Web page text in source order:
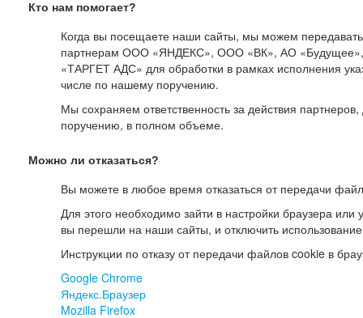
Кто нам помогает?
Когда вы посещаете наши сайты, мы можем
партнерам ООО «ЯНДЕКС», ООО «ВК», АО
«ТАРГЕТ АДС» для обработки в рамках исполнения
числе по нашему поручению.
Мы сохраняем ответственность за действия
поручению, в полном объеме.
Можно ли отказаться?
Вы можете в любое время отказаться от передачи
Для этого необходимо зайти в настройки браузера или
вы перешли на наши сайты, и отключить
Инструкции по отказу от передачи файлов cookie в
Google Chrome
Яндекс.Браузер
Mozilla Firefox